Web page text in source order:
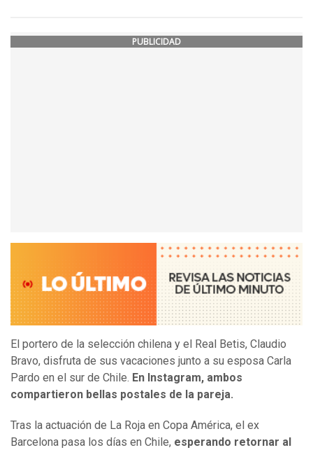
PUBLICIDAD
El portero de la selección chilena y el Real Betis, Claudio
Bravo, disfruta de sus vacaciones junto a su esposa Carla
Pardo en el sur de Chile. En Instagram, ambos
compartieron bellas postales de la pareja.
Tras la actuación de La Roja en Copa América, el ex
Barcelona pasa los días en Chile, esperando retornar al